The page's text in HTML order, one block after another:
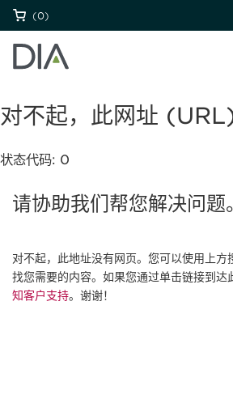
(0)
对不起，此网址 (URL)
状态代码: 0
请协助我们帮您解决问题。
对不起，此地址没有网页。您可以使用上方
找您需要的内容。如果您通过单击链接到达
知客户支持。谢谢！